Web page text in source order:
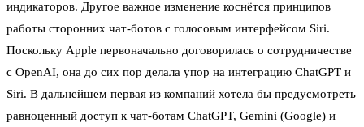
индикаторов. Другое важное изменение коснётся принципов
работы сторонних чат-ботов с голосовым интерфейсом Siri.
Поскольку Apple первоначально договорилась о сотрудничестве
с OpenAI, она до сих пор делала упор на интеграцию ChatGPT и
Siri. В дальнейшем первая из компаний хотела бы предусмотреть
равноценный доступ к чат-ботам ChatGPT, Gemini (Google) и